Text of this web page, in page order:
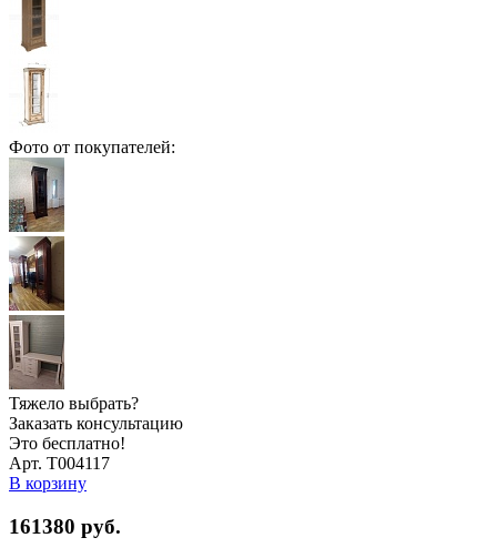
Фото от покупателей:
Тяжело выбрать?
Заказать консультацию
Это бесплатно!
Арт. Т004117
В корзину
161380 руб.